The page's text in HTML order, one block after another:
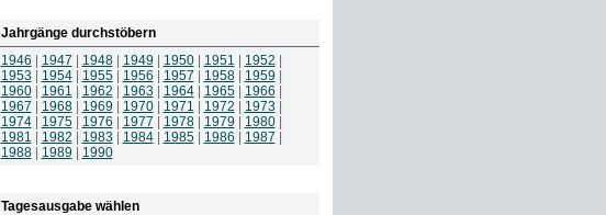
Jahrgänge durchstöbern
1946
1947 1948| 1949 1950| 1951 1952
1953
1954| 1955| 1956 1957 1958| 1959
1960| 1961 1962 1963 1964| 1965| 1966
1967
1968| 1969 1970| 1971 1972 1973
1974| 1975| 1976 1977 1978| 1979 1980|
1981
1982 1983 1984| 1985| 1986 1987
1988| 1989 1990
Tagesausgabe wählen